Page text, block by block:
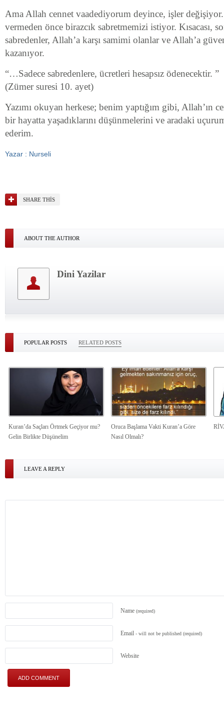
Ama Allah cennet vaadediyorum deyince, işler
vermeden önce birazcık sabretmemizi istiyor. Kısacası,
sabredenler, Allah’a karşı samimi olanlar ve Allah’a
kazanıyor.
“…Sadece sabredenlere, ücretleri hesapsız ödenecektir. ”
(Zümer suresi 10. ayet)
Yazımı okuyan herkese; benim yaptığım gibi, Allah’ın
bir hayatta yaşadıklarını düşünmelerini ve aradaki
ederim.
Yazar : Nurseli
SHARE THIS
ABOUT THE AUTHOR
Dini Yazilar
POPULAR POSTS RELATED POSTS
Kuran’da Saçları Örtmek Geçiyor mu?
Gelin Birlikte Düşünelim
Oruca Başlama Vakti Kuran’a Göre
Nasıl Olmalı?
LEAVE A REPLY
Name (required)
Email - will not be published (required)
Website